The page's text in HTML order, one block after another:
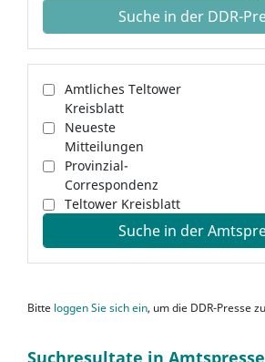
Suche in der DDR-
Amtliches Teltower
Kreisblatt
Neueste
Mitteilungen
Provinzial-
Correspondenz
Teltower Kreisblatt
Suche in der
Bitte loggen Sie sich ein, um die DDR-Presse